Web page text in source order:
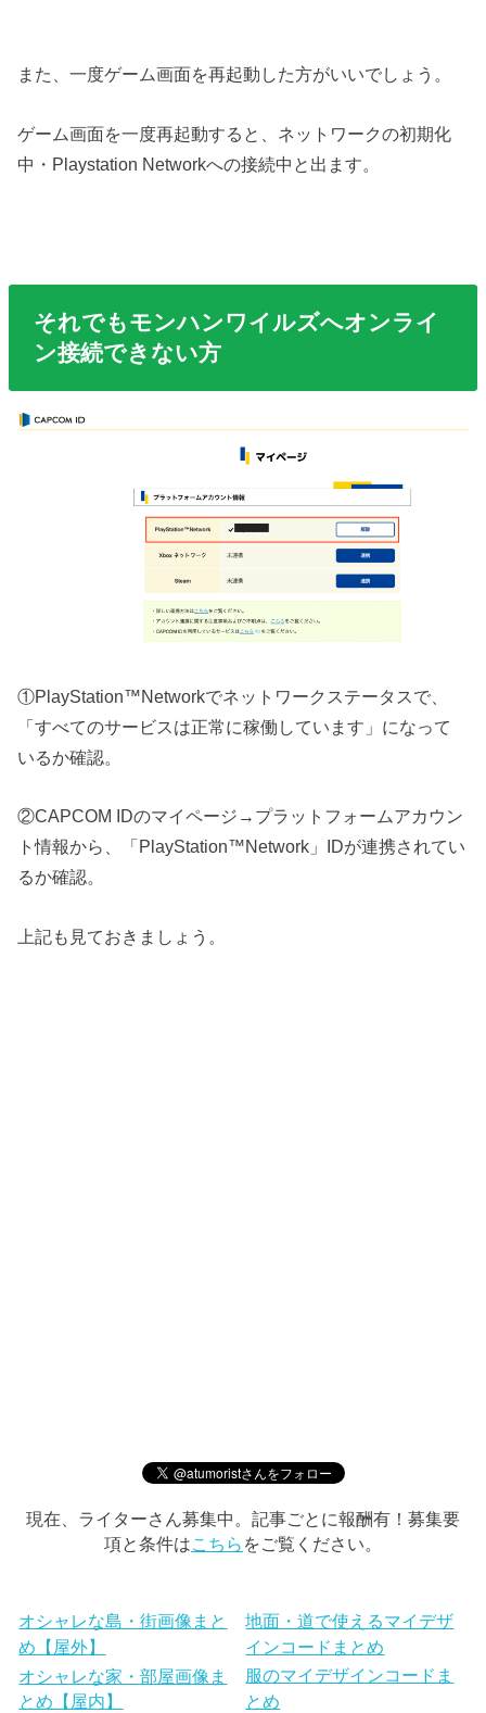
また、一度ゲーム画面を再起動した方がいいでしょう。
ゲーム画面を一度再起動すると、ネットワークの初期化
中・Playstation Networkへの接続中と出ます。
それでもモンハンワイルズへオンライ
ン接続できない方
①PlayStation™Networkでネットワークステータスで、
「すべてのサービスは正常に稼働しています」になって
いるか確認。
②CAPCOM IDのマイページ→プラットフォームアカウン
ト情報から、「PlayStation™Network」IDが連携されてい
るか確認。
上記も見ておきましょう。
現在、ライターさん募集中。記事ごとに報酬有！募集要
項と条件はこちら をご覧ください。
オシャレな島・街画像まと
め【屋外】
地面・道で使えるマイデザ
インコードまとめ
オシャレな家・部屋画像ま
とめ【屋内】
服のマイデザインコードま
とめ